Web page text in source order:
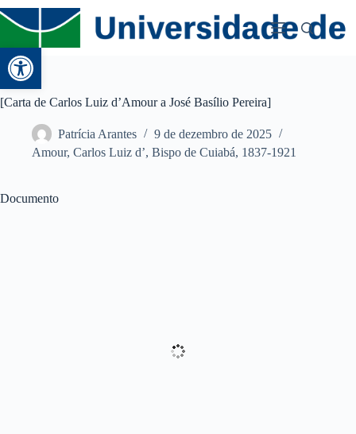
Abrir a barra de ferramentas
[Carta de Carlos Luiz d’Amour a José Basílio Pereira]
Patrícia Arantes
9 de dezembro de 2025
Amour, Carlos Luiz d’, Bispo de Cuiabá, 1837-1921
Documento